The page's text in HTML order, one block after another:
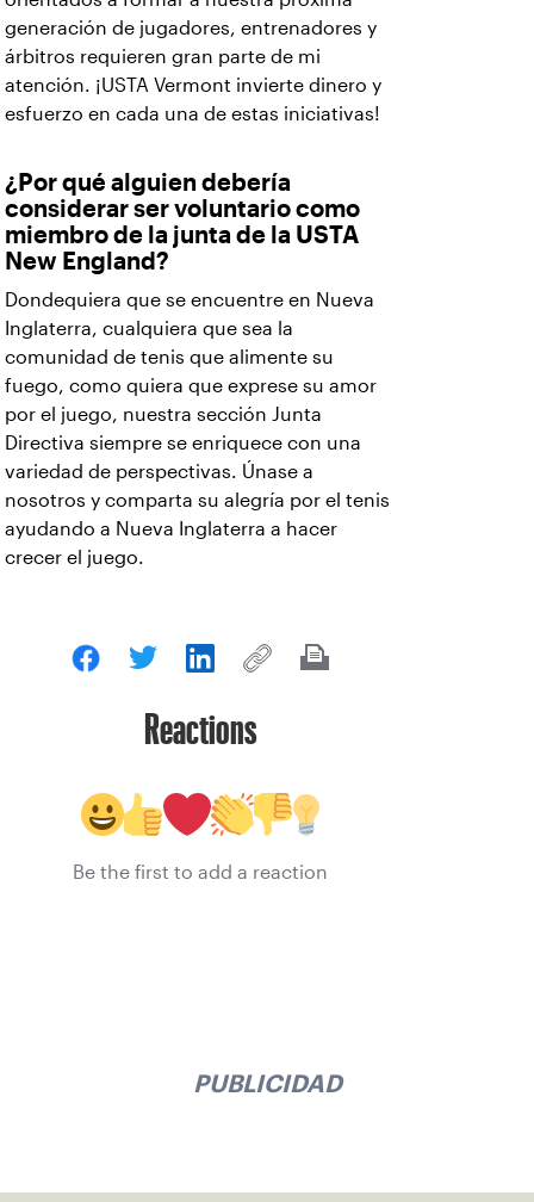
generación de jugadores, entrenadores y
árbitros requieren gran parte de mi
atención. ¡USTA Vermont invierte dinero y
esfuerzo en cada una de estas iniciativas!
¿Por qué alguien debería
considerar ser voluntario como
miembro de la junta de la USTA
New England?
Dondequiera que se encuentre en Nueva
Inglaterra, cualquiera que sea la
comunidad de tenis que alimente su
fuego, como quiera que exprese su amor
por el juego, nuestra sección Junta
Directiva siempre se enriquece con una
variedad de perspectivas. Únase a
nosotros y comparta su alegría por el tenis
ayudando a Nueva Inglaterra a hacer
crecer el juego.
Reactions
Be the first to add a reaction
PUBLICIDAD